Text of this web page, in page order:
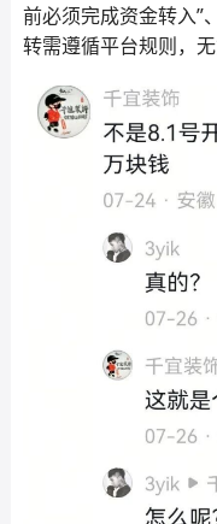
前必须完成资金转入”
转需遵循平台规则，无